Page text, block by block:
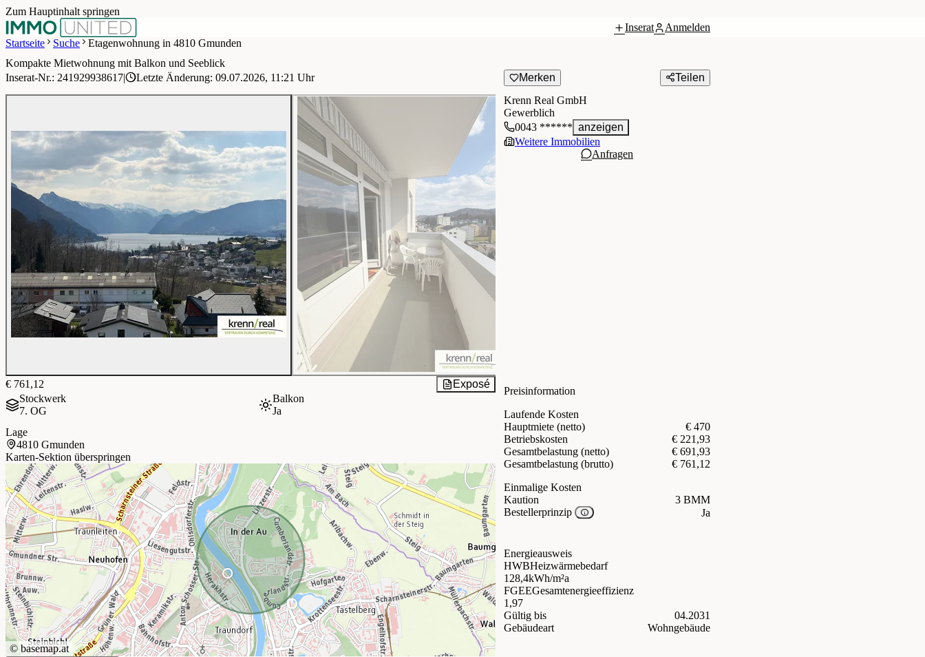
Zum Hauptinhalt springen
Inserat
Anmelden
Startseite
Suche Etagenwohnung in 4810 Gmunden
1 / 11
Kompakte Mietwohnung mit Balkon und Seeblick
Inserat-Nr.: 241929938617| Letzte Änderung: 09.07.2026, 11:21 Uhr Merken Teilen
€ 761,12
Exposé
Stockwerk
7. OG
Balkon
Ja
Lage
4810 Gmunden
Karten-Sektion überspringen
©basemap.at
Energieausweis
HWBHeizwärmebedarf
128,4kWh/m²a
FGEEGesamtenergieeffizienz
1,97
Gültig bis
04.2031
Gebäudeart
Wohngebäude
Preisinformation
Laufende Kosten
Hauptmiete (netto)
€ 470
Betriebskosten
€ 221,93
Gesamtbelastung (netto)
€ 691,93
Gesamtbelastung (brutto)
€ 761,12
Einmalige Kosten
Kaution
3 BMM
Bestellerprinzip
Ja
Krenn Real GmbH
Gewerblich
0043 ****** anzeigen
Weitere Immobilien
Anfragen